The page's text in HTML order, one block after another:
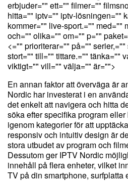
erbjuder="" ett="" filmer=""
hitta="" iptv="" iptv-lösningen=""
kommer="" live-sport.="" med=""
och="" olika="" om="" p=""
<="" prioriterar="" på=""
stort="" till="" tittare.="" tänka=""
viktigt="" vill="" välja="" är="">
En annan faktor att överväga är
Nordic har investerat i en
det enkelt att navigera och hitta
söka efter specifika program
igenom kategorier för att
responsiv och intuitiv design är
stora utbudet av program och
Dessutom ger IPTV Nordic
innehåll på flera enheter, vilket
TV på din smartphone, surfplatta